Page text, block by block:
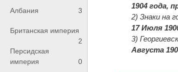
Албания 3
Британская империя
2
Персидская
империя
0
1904 года,
2) Знаки на
17 Июля
3)
Августа